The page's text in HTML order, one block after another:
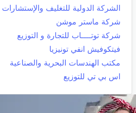
الشركة الدولية للتغليف والإستشارات
شركة ماستر موشن
شركة توتــــاب للتجارة و التوزيع
فيتكوفيش انفي تونيزيا
مكتب الهندسات البحرية والصناعية
اس بي تي للتوزيع